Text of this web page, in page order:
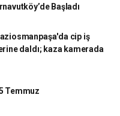
Başladı
cip iş
daldı; kaza kamerada
Temmuz